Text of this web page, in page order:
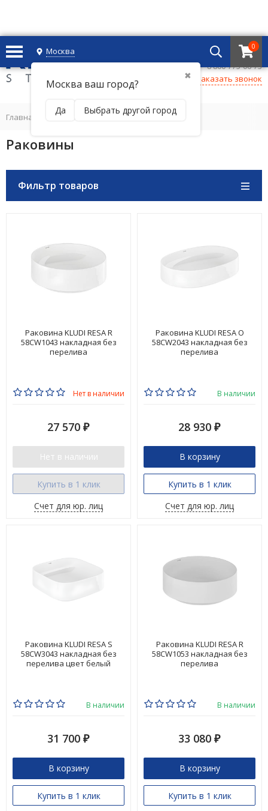
Москва
✖
Москва ваш город?
Да Выбрать другой город
0
+7 495 221 69 55
8 800-775-06-73
Заказать звонок
Главная САНФАЯНС / Раковины
Раковины
Фильтр товаров
Раковина KLUDI RESA R
58CW1043 накладная без
перелива
Нет в наличии
27 570 ₽
Нет в наличии
Купить в 1 клик
Счет для юр. лиц
Раковина KLUDI RESA O
58CW2043 накладная без
перелива
В наличии
28 930 ₽
В корзину
Купить в 1 клик
Счет для юр. лиц
Раковина KLUDI RESA S
58CW3043 накладная без
перелива цвет белый
В наличии
31 700 ₽
В корзину
Купить в 1 клик
Раковина KLUDI RESA R
58CW1053 накладная без
перелива
В наличии
33 080 ₽
В корзину
Купить в 1 клик